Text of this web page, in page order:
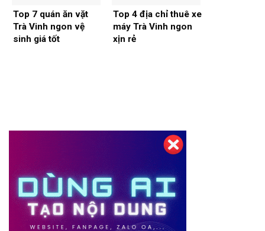
Top 7 quán ăn vặt
Trà Vinh ngon vệ
sinh giá tốt
Top 4 địa chỉ thuê xe
máy Trà Vinh ngon
xịn rẻ